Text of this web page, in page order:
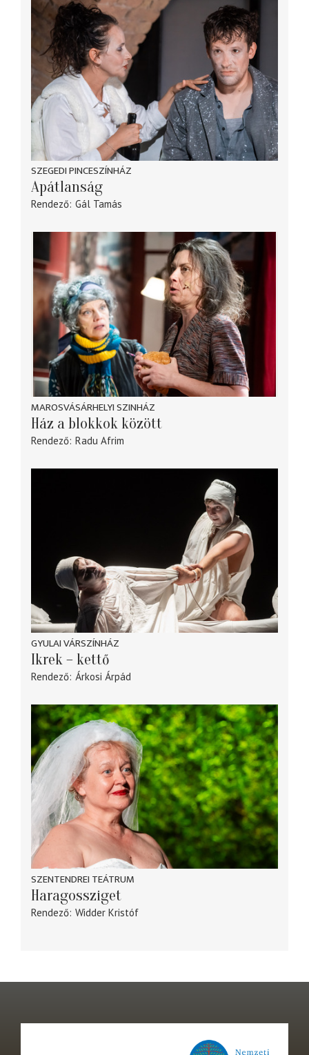
SZEGEDI PINCESZÍNHÁZ
Apátlanság
Rendező Gál Tamás
MAROSVÁSÁRHELYI SZINHÁZ
Ház a blokkok között
Rendező Radu Afrim
GYULAI VÁRSZÍNHÁZ
Ikrek – kettő
Rendező Árkosi Árpád
SZENTENDREI TEÁTRUM
Haragossziget
Rendező Widder Kristóf